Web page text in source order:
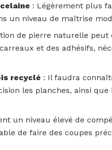
: Légèrement plus
un niveau de maîtrise
de pierre naturelle peut
et des adhésifs,
recyclé : Il faudra
les planches, ainsi
un niveau élevé de
de faire des coupes